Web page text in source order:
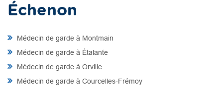
Échenon
Médecin de garde à Montmain
Médecin de garde à Étalante
Médecin de garde à Orville
Médecin de garde à Courcelles-Frémoy